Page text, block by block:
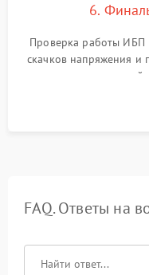
6.
Проверка работы ИБП
скачков напряжения и
времени автономной
FAQ. Ответы на